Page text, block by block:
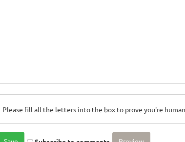
Please fill all the letters into the box to prove you're